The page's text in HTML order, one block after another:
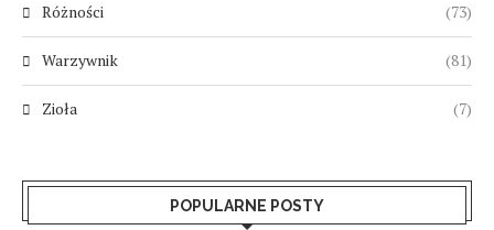
Różności (73)
Warzywnik (81)
Zioła (7)
POPULARNE POSTY